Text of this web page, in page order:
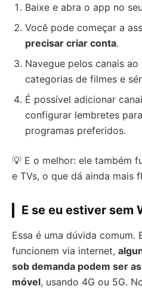
Baixe e abra o app no
Você pode começar a
precisar criar conta.
Navegue pelos canais
categorias de filmes e
É possível adicionar
configurar lembretes
programas preferidos.
💡 E o melhor: ele também
e TVs, o que dá ainda mais
E se eu estiver sem
Essa é uma dúvida comum.
funcionem via internet,
sob demanda podem ser
móvel, usando 4G ou 5G.